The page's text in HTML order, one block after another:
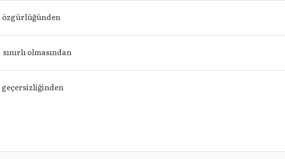
özgürlüğünden
sınırlı olmasından
geçersizliğinden